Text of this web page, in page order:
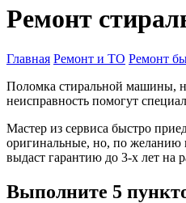
Ремонт
Главная Ремонт и ТО Ремонт
Поломка стиральной машины,
неисправность помогут
Мастер из сервиса быстро
оригинальные, но, по желанию
выдаст гарантию до 3-х лет на
Выполните 5